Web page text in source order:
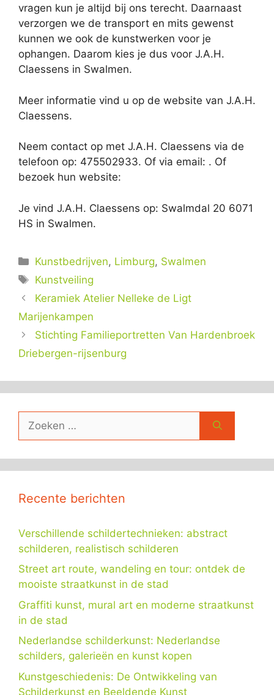
vragen kun je altijd bij ons terecht. Daarnaast
verzorgen we de transport en mits gewenst
kunnen we ook de kunstwerken voor je
ophangen. Daarom kies je dus voor J.A.H.
Claessens in Swalmen.
Meer informatie vind u op de website van J.A.H.
Claessens.
Neem contact op met J.A.H. Claessens via de
telefoon op: 475502933. Of via email: . Of
bezoek hun website:
Je vind J.A.H. Claessens op: Swalmdal 20 6071
HS in Swalmen.
Categorieën
Kunstbedrijven, Limburg, Swalmen
Tags
Kunstveiling
Keramiek Atelier Nelleke de Ligt
Marijenkampen
Stichting Familieportretten Van Hardenbroek
Driebergen-rijsenburg
naar:
Recente berichten
Verschillende schildertechnieken: abstract
schilderen, realistisch schilderen
Street art route, wandeling en tour: ontdek de
mooiste straatkunst in de stad
Graffiti kunst, mural art en moderne straatkunst
in de stad
Nederlandse schilderkunst: Nederlandse
schilders, galerieën en kunst kopen
Kunstgeschiedenis: De Ontwikkeling van
Schilderkunst en Beeldende Kunst